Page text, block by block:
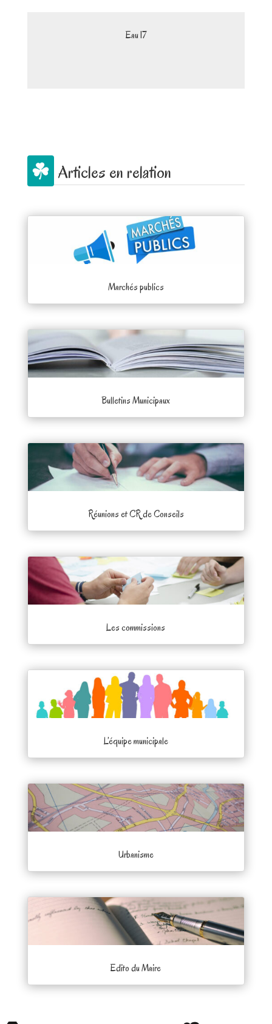
Eau 17
Articles en relation
Marchés publics
Bulletins Municipaux
Réunions et CR de Conseils
Les commissions
L’équipe municipale
Urbanisme
Edito du Maire